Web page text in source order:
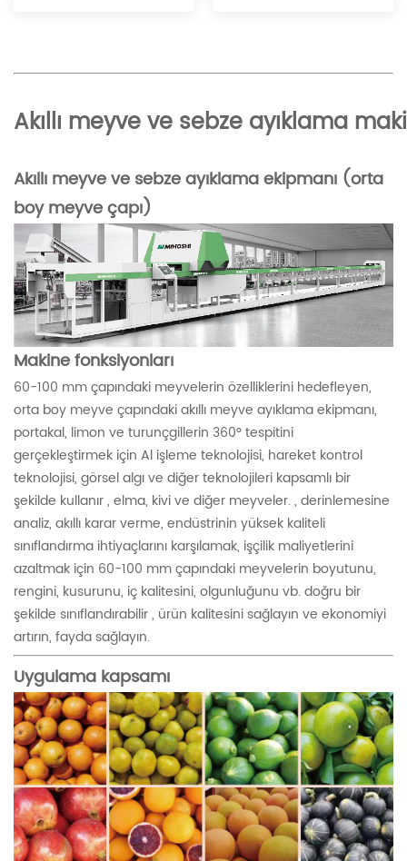
Akıllı meyve ve sebze ayıklama
Akıllı meyve ve sebze ayıklama ekipmanı (orta
boy meyve çapı)
Makine fonksiyonları
60-100 mm çapındaki meyvelerin özelliklerini hedefleyen,
orta boy meyve çapındaki akıllı meyve ayıklama ekipmanı,
portakal, limon ve turunçgillerin 360° tespitini
gerçekleştirmek için Al işleme teknolojisi, hareket kontrol
teknolojisi, görsel algı ve diğer teknolojileri kapsamlı bir
şekilde kullanır , elma, kivi ve diğer meyveler. , derinlemesine
analiz, akıllı karar verme, endüstrinin yüksek kaliteli
sınıflandırma ihtiyaçlarını karşılamak, işçilik maliyetlerini
azaltmak için 60-100 mm çapındaki meyvelerin boyutunu,
rengini, kusurunu, iç kalitesini, olgunluğunu vb. doğru bir
şekilde sınıflandırabilir , ürün kalitesini sağlayın ve ekonomiyi
artırın, fayda sağlayın.
Uygulama kapsamı